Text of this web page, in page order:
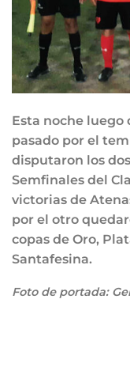
Esta noche luego
pasado por el
disputaron los
Semfinales del
victorias de
por el otro
copas de Oro,
Santafesina.
Foto de portada: